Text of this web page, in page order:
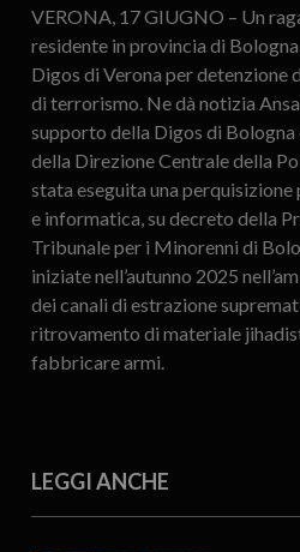
VERONA, 17 GIUGNO – Un
residente in provincia di
Digos di Verona per detenzione
di terrorismo. Ne dà notizia
supporto della Digos di
della Direzione Centrale della
stata eseguita una
e informatica, su decreto della
Tribunale per i Minorenni di
iniziate nell’autunno 2025
dei canali di estrazione
ritrovamento di materiale
fabbricare armi.
LEGGI ANCHE